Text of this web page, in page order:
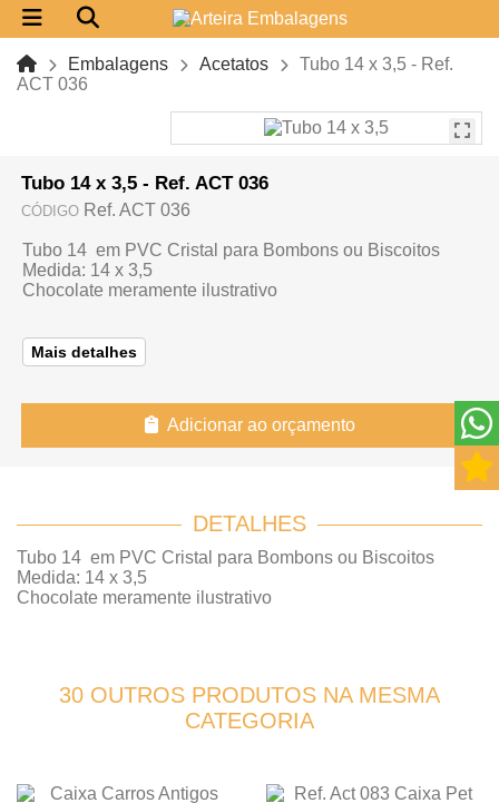
Embalagens Acetatos
Tubo 14 x 3,5 - Ref.
ACT 036
Tubo 14 x 3,5 - Ref. ACT 036
CÓDIGO Ref. ACT 036
Tubo 14 em PVC Cristal para Bombons ou Biscoitos
Medida: 14 x 3,5
Chocolate meramente ilustrativo
Mais detalhes
Adicionar ao orçamento
DETALHES
Tubo 14 em PVC Cristal para Bombons ou Biscoitos
Medida: 14 x 3,5
Chocolate meramente ilustrativo
30 OUTROS PRODUTOS NA MESMA
CATEGORIA